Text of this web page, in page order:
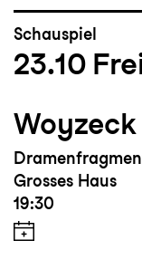
Schauspiel
23.10
Woyzeck
Grosses Haus
19:30